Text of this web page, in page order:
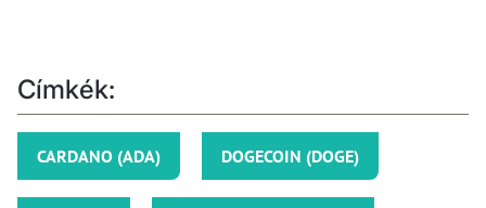
Címkék:
CARDANO (ADA) DOGECOIN (DOGE)